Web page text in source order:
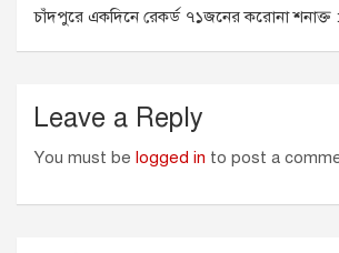
k
e
p
চাঁদপুরে একদিনে রেকর্ড ৭১জনের করোনা
Leave a Reply
You must be logged in to post a